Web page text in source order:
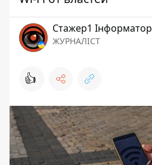
Стажер1 Інформатор
ЖУРНАЛІСТ
👍